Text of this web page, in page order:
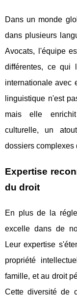
Dans un monde
dans plusieurs
Avocats, l'équipe
différentes, ce qui
internationale avec
linguistique n'est
mais elle
culturelle, un
dossiers complexes
Expertise
du droit
En plus de la
excelle dans de
Leur expertise
propriété
famille, et au droit
Cette diversité de